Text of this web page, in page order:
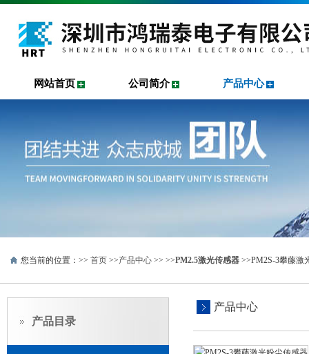
网站首页 公司简介 产品中心
您当前的位置：>> 首页 >>产品中心 >> >>PM2.5激光传感器 >>PM2S-3攀藤激
产品目录
产品中心